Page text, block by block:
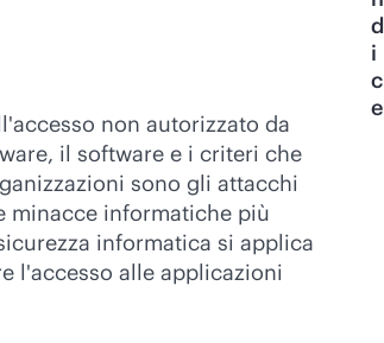
non autorizzato da
il software e i criteri che
sono gli attacchi
minacce informatiche più
informatica si applica
l'accesso alle applicazioni
d
i
c
e